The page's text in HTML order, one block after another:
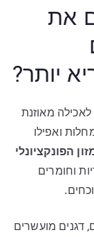
את
יותר?
מאוזנת
ואפילו
הפונקציונלי
וחומרים
דגנים מועשרים